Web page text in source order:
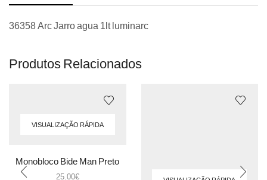
36358 Arc Jarro agua 1lt luminarc
Produtos Relacionados
VISUALIZAÇÃO RÁPIDA
Monobloco Bide Man Preto
25.00€